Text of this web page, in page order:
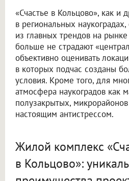
«Счастье в Кольцово», как и
в региональных
из главных трендов на
больше не страдают
объективно оценивать
в которых подчас созданы
условия. Кроме того, для
атмосфера наукоградов как
полузакрытых, микрорайонов
настоящим антистрессом.
Жилой комплекс
в Кольцово»: